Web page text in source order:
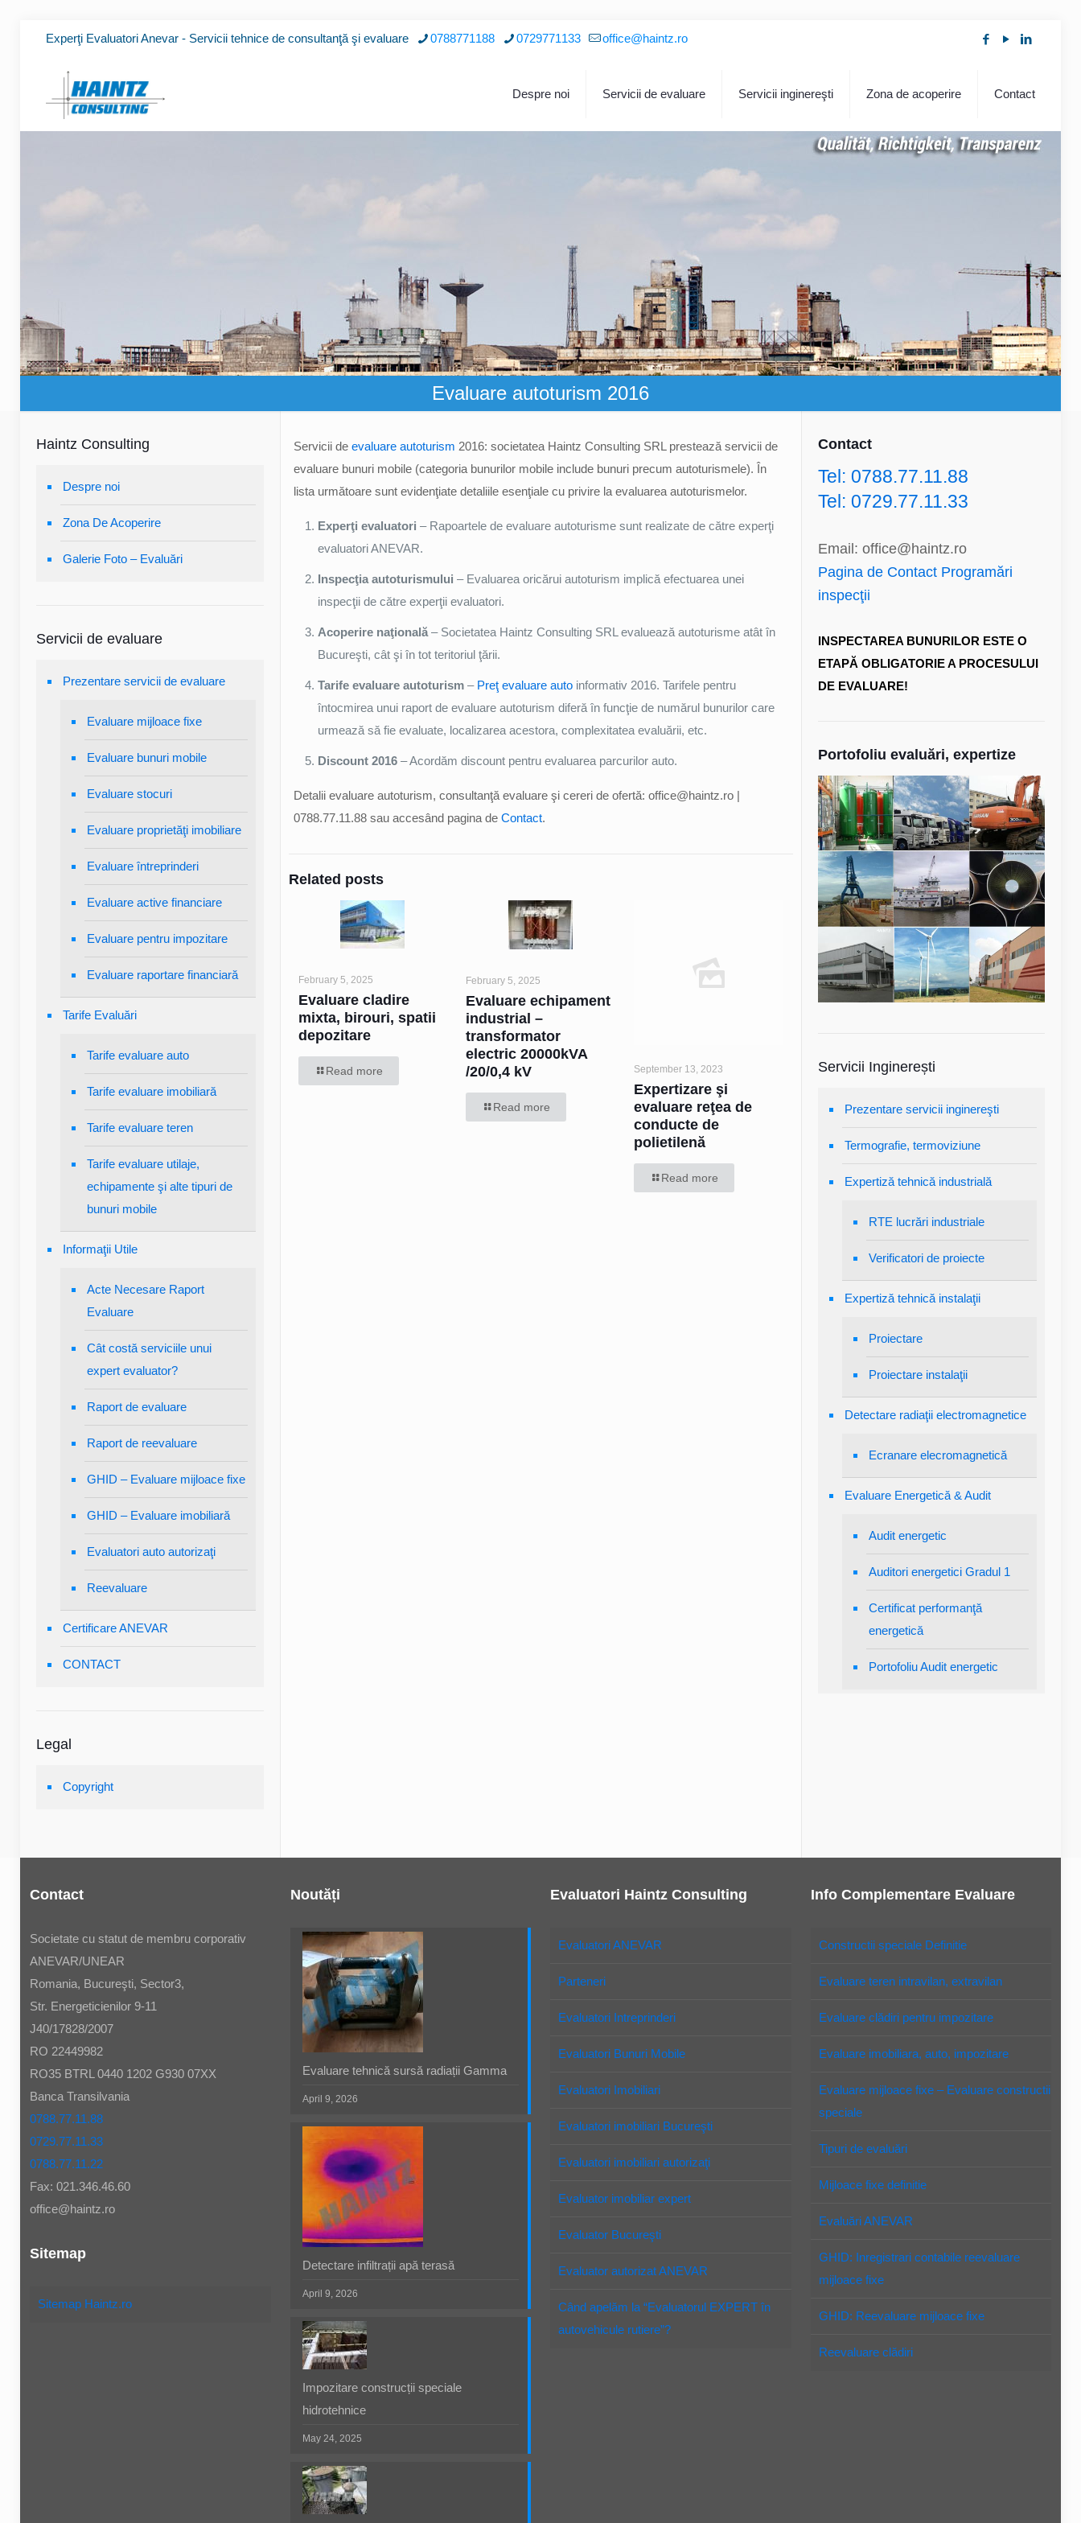
Experţi Evaluatori Anevar - Servicii tehnice de consultanţă şi evaluare 0788771188 0729771133 office@haintz.ro
Despre noi Servicii de evaluare Servicii inginereşti Zona de acoperire Contact
Evaluare autoturism 2016
Servicii de evaluare autoturism 2016: societatea Haintz Consulting SRL prestează servicii de
evaluare bunuri mobile (categoria bunurilor mobile include bunuri precum autoturismele). În
lista următoare sunt evidenţiate detaliile esenţiale cu privire la evaluarea autoturismelor.
Experţi evaluatori – Rapoartele de evaluare autoturisme sunt realizate de către experţi
evaluatori ANEVAR.
Inspecţia autoturismului – Evaluarea oricărui autoturism implică efectuarea unei
inspecţii de către experţii evaluatori.
Acoperire naţională– Societatea Haintz Consulting SRL evaluează autoturisme atât în
Bucureşti, cât şi în tot teritoriul ţării.
Tarife evaluare autoturism– Preţ evaluare autoinformativ 2016. Tarifele pentru
întocmirea unui raport de evaluare autoturism diferă în funcţie de numărul bunurilor care
urmează să fie evaluate, localizarea acestora, complexitatea evaluării, etc.
Discount 2016– Acordăm discount pentru evaluarea parcurilor auto.
Detalii evaluare autoturism, consultanţă evaluare şi cereri de ofertă: office@haintz.ro |
0788.77.11.88 sau accesând pagina de Contact.
Related posts
February 5, 2025
Evaluare cladire
mixta, birouri, spatii
depozitare
Read more
February 5, 2025
Evaluare echipament
industrial –
transformator
electric 20000kVA
/20/0,4 kV
Read more
September 13, 2023
Expertizare şi
evaluare reţea de
conducte de
polietilenă
Read more
Haintz Consulting
Despre noi
Zona De Acoperire
Galerie Foto – Evaluări
Servicii de evaluare
Prezentare servicii de evaluare
Evaluare mijloace fixe
Evaluare bunuri mobile
Evaluare stocuri
Evaluare proprietăţi imobiliare
Evaluare întreprinderi
Evaluare active financiare
Evaluare pentru impozitare
Evaluare raportare financiară
Tarife Evaluări
Tarife evaluare auto
Tarife evaluare imobiliară
Tarife evaluare teren
Tarife evaluare utilaje,
echipamente şi alte tipuri de
bunuri mobile
Informaţii Utile
Acte Necesare Raport
Evaluare
Cât costă serviciile unui
expert evaluator?
Raport de evaluare
Raport de reevaluare
GHID – Evaluare mijloace fixe
GHID – Evaluare imobiliară
Evaluatori auto autorizaţi
Reevaluare
Certificare ANEVAR
CONTACT
Legal
Copyright
Contact
Tel: 0788.77.11.88
Tel: 0729.77.11.33
Email: office@haintz.ro
Pagina de Contact Programări
inspecţii
INSPECTAREA BUNURILOR ESTE O
ETAPĂ OBLIGATORIE A PROCESULUI
DE EVALUARE!
Portofoliu evaluări, expertize
Servicii Inginerești
Prezentare servicii inginereşti
Termografie, termoviziune
Expertiză tehnică industrială
RTE lucrări industriale
Verificatori de proiecte
Expertiză tehnică instalaţii
Proiectare
Proiectare instalaţii
Detectare radiaţii electromagnetice
Ecranare elecromagnetică
Evaluare Energetică & Audit
Audit energetic
Auditori energetici Gradul 1
Certificat performanţă
energetică
Portofoliu Audit energetic
Contact
Societate cu statut de membru corporativ
ANEVAR/UNEAR
Romania, Bucureşti, Sector3,
Str. Energeticienilor 9-11
J40/17828/2007
RO 22449982
RO35 BTRL 0440 1202 G930 07XX
Banca Transilvania
0788.77.11.88
0729.77.11.33
0788.77.11.22
Fax: 021.346.46.60
office@haintz.ro
Sitemap
Sitemap Haintz.ro
Noutăți
Evaluare tehnică sursă radiații Gamma
April 9, 2026
Detectare infiltrații apă terasă
April 9, 2026
Impozitare construcții speciale
hidrotehnice
May 24, 2025
Evaluatori Haintz Consulting
Evaluatori ANEVAR
Parteneri
Evaluatori Intreprinderi
Evaluatori Bunuri Mobile
Evaluatori Imobiliari
Evaluatori imobiliari Bucureşti
Evaluatori imobiliari autorizaţi
Evaluator imobiliar expert
Evaluator Bucureşti
Evaluator autorizat ANEVAR
Când apelăm la “Evaluatorul EXPERT în
autovehicule rutiere”?
Info Complementare Evaluare
Constructii speciale Definitie
Evaluare teren intravilan, extravilan
Evaluare clădiri pentru impozitare
Evaluare imobiliara, auto, impozitare
Evaluare mijloace fixe – Evaluare constructii
speciale
Tipuri de evaluări
Mijloace fixe definitie
Evaluări ANEVAR
GHID: Inregistrari contabile reevaluare
mijloace fixe
GHID: Reevaluare mijloace fixe
Reevaluare clădiri